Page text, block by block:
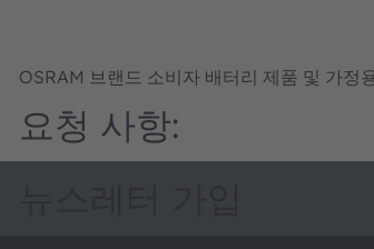
OSRAM 브랜드 소비자 배터리 제품 및 가정
요청 사항: